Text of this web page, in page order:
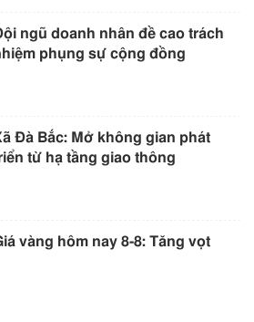
ngũ doanh nhân đề cao trách
phụng sự cộng đồng
Đà Bắc: Mở không gian phát
từ hạ tầng giao thông
vàng hôm nay 8-8: Tăng vọt